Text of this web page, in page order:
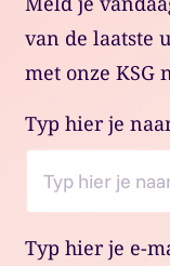
van de laatste
met onze KSG
Typ hier je
Typ hier je e-